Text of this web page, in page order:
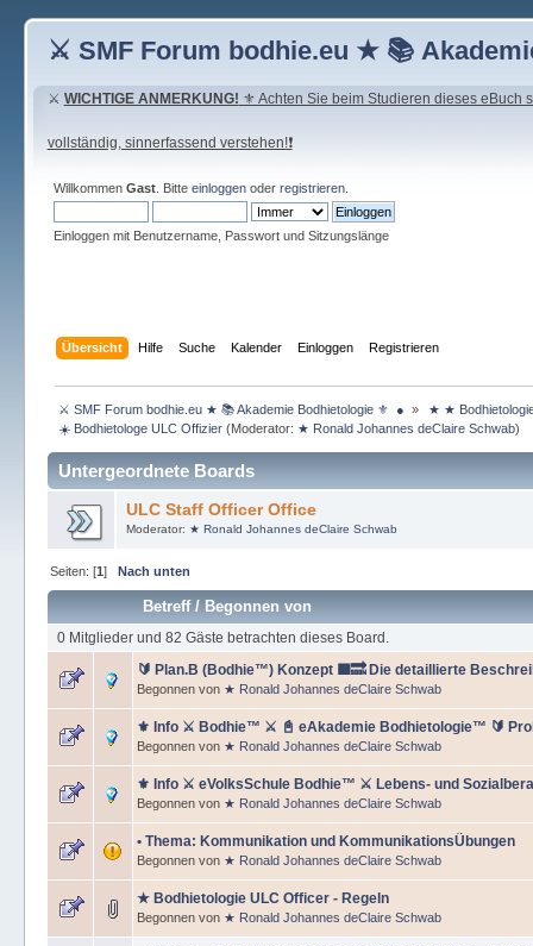
⚔ SMF Forum bodhie.eu ★ 📚
⚔ WICHTIGE ANMERKUNG! ⚜ Achten Sie beim Studieren dieses eBuch
vollständig, sinnerfassend verstehen!❗
Willkommen Gast. Bitte einloggenoder registrieren.
Einloggen mit Benutzername, Passwort und Sitzungslänge
Übersicht Hilfe Suche Kalender Einloggen Registrieren
⚔ SMF Forum bodhie.eu ★ 📚 Akademie Bodhietologie ⚜  ● »
★ ★
☀️ Bodhietologe ULC Offizier(Moderator: ★ Ronald Johannes deClaire Schwab)
Untergeordnete Boards
ULC Staff Officer Office
Moderator: ★ Ronald Johannes deClaire Schwab
Seiten: [1] Nach unten
Betreff/ Begonnen von
0 Mitglieder und 82 Gäste betrachten dieses Board.
🔰 Plan.B (Bodhie™) Konzept 🟪🔜 Die detaillierte
Begonnen von ★ Ronald Johannes deClaire Schwab
⚜ Info ⚔ Bodhie™ ⚔ 📓 eAkademie Bodhietologie™ 🔰
Begonnen von ★ Ronald Johannes deClaire Schwab
⚜ Info ⚔ eVolksSchule Bodhie™ ⚔ Lebens- und
Begonnen von ★ Ronald Johannes deClaire Schwab
• Thema: Kommunikation und KommunikationsÜbungen
Begonnen von ★ Ronald Johannes deClaire Schwab
★ Bodhietologie ULC Officer - Regeln
Begonnen von ★ Ronald Johannes deClaire Schwab